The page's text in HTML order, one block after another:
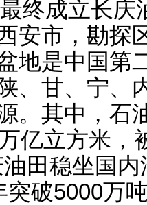
终成立长
安市，勘探
地是中国第
、甘、宁、
。其中，石
亿立方米，
田稳坐国
破5000万